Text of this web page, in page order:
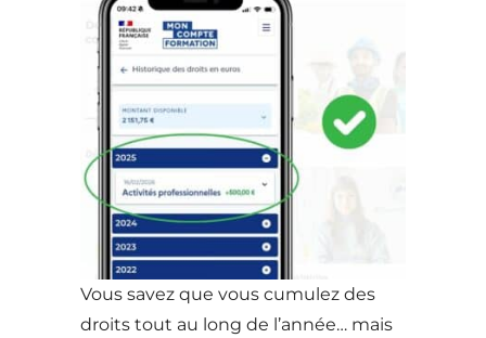
Vous savez que vous cumulez des
droits tout au long de l’année… mais